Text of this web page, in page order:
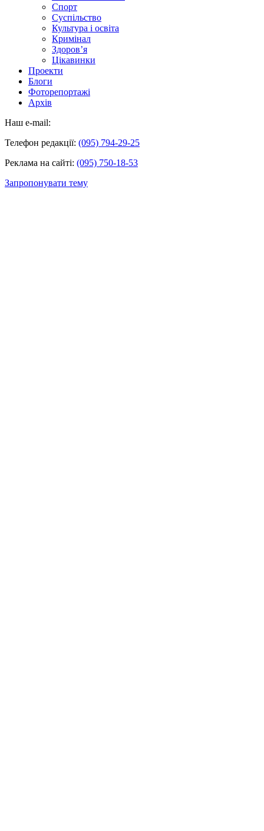
Спорт
Суспільство
Культура і освіта
Кримінал
Здоров’я
Цікавинки
Проекти
Блоги
Фоторепортажі
Архів
Наш e-mail:
Телефон редакції: (095) 794-29-25
Реклама на сайті: (095) 750-18-53
Запропонувати тему